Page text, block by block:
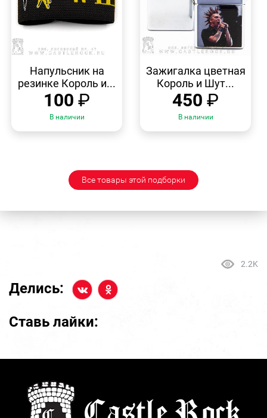
ПРОСМОТР
Напульсник на
резинке Король и...
100 ₽
В наличии
ПРОСМОТР
Зажигалка цветная
Король и Шут...
450 ₽
В наличии
Все товары этой подборки
2.2K
Делись:
Ставь лайки: